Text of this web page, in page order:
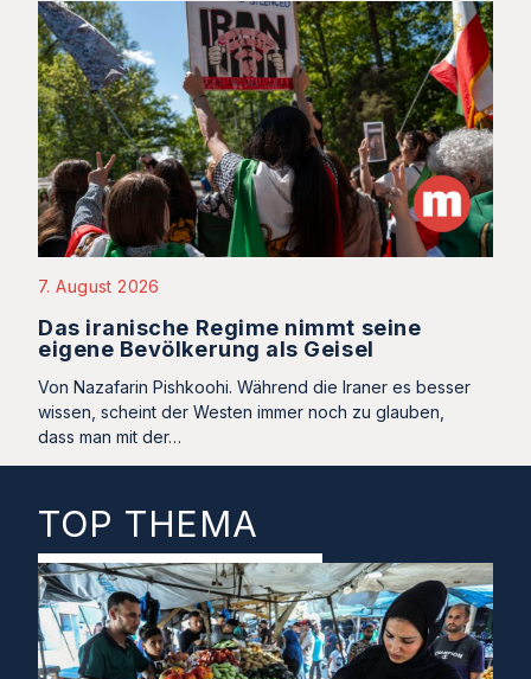
7. August 2026
Das iranische Regime nimmt seine
eigene Bevölkerung als Geisel
Von Nazafarin Pishkoohi. Während die Iraner es besser
wissen, scheint der Westen immer noch zu glauben,
dass man mit der…
TOP THEMA